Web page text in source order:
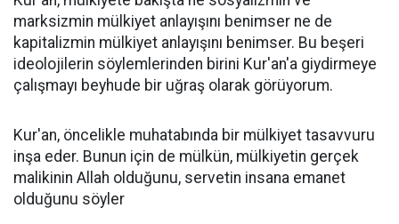
marksizmin mülkiyet anlayışını benimser ne de
kapitalizmin mülkiyet anlayışını benimser. Bu beşeri
ideolojilerin söylemlerinden birini Kur'an'a giydirmeye
çalışmayı beyhude bir uğraş olarak görüyorum.
Kur'an, öncelikle muhatabında bir mülkiyet tasavvuru
inşa eder. Bunun için de mülkün, mülkiyetin gerçek
malikinin Allah olduğunu, servetin insana emanet
olduğunu söyler